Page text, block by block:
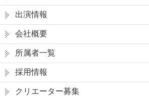
出演情報
会社概要
所属者一覧
採用情報
クリエーター募集